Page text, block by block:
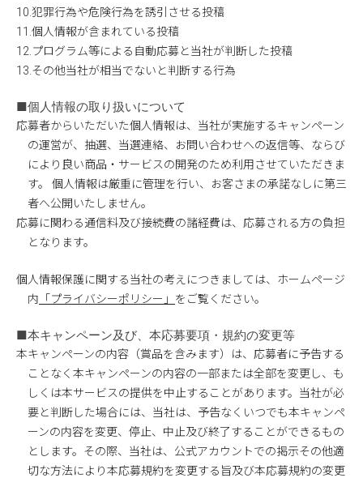
10.犯罪行為や危険行為を誘引させる投稿
11.個人情報が含まれている投稿
12.プログラム等による自動応募と当社が判断した投稿
13.その他当社が相当でないと判断する行為
■個人情報の取り扱いについて
応募者からいただいた個人情報は、当社が実施するキャンペーン
の運営が、抽選、当選連絡、お問い合わせへの返信等、ならび
により良い商品・サービスの開発のため利用させていただきま
す。 個人情報は厳重に管理を行い、お客さまの承諾なしに第三
者へ公開いたしません。
応募に関わる通信料及び接続費の諸経費は、応募される方の負担
となります。
個人情報保護に関する当社の考えにつきましては、ホームページ
内 「プライバシーポリシー」 をご覧ください。
■本キャンペーン及び、本応募要項・規約の変更等
本キャンペーンの内容（賞品を含みます）は、応募者に予告する
ことなく本キャンペーンの内容の一部または全部を変更し、も
しくは本サービスの提供を中止することがあります。当社が必
要と判断した場合には、当社は、予告なくいつでも本キャンペ
ーンの内容を変更、停止、中止及び終了することができるもの
とします。その際、当社は、公式アカウントでの掲示その他適
切な方法により本応募規約を変更する旨及び本応募規約の変更